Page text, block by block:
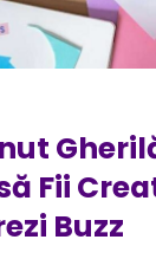
Fii
Buzz